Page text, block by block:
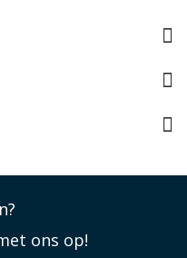
ons op!